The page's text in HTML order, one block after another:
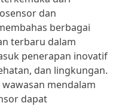
dan
berbagai
terbaru dalam
penerapan inovatif
dan lingkungan.
mendalam
dapat